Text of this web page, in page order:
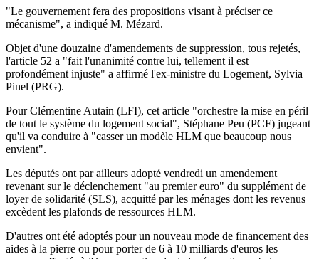
"Le gouvernement fera des propositions visant à préciser ce
mécanisme", a indiqué M. Mézard.
Objet d'une douzaine d'amendements de suppression, tous rejetés,
l'article 52 a "fait l'unanimité contre lui, tellement il est
profondément injuste" a affirmé l'ex-ministre du Logement, Sylvia
Pinel (PRG).
Pour Clémentine Autain (LFI), cet article "orchestre la mise en péril
de tout le système du logement social", Stéphane Peu (PCF) jugeant
qu'il va conduire à "casser un modèle HLM que beaucoup nous
envient".
Les députés ont par ailleurs adopté vendredi un amendement
revenant sur le déclenchement "au premier euro" du supplément de
loyer de solidarité (SLS), acquitté par les ménages dont les revenus
excèdent les plafonds de ressources HLM.
D'autres ont été adoptés pour un nouveau mode de financement des
aides à la pierre ou pour porter de 6 à 10 milliards d'euros les